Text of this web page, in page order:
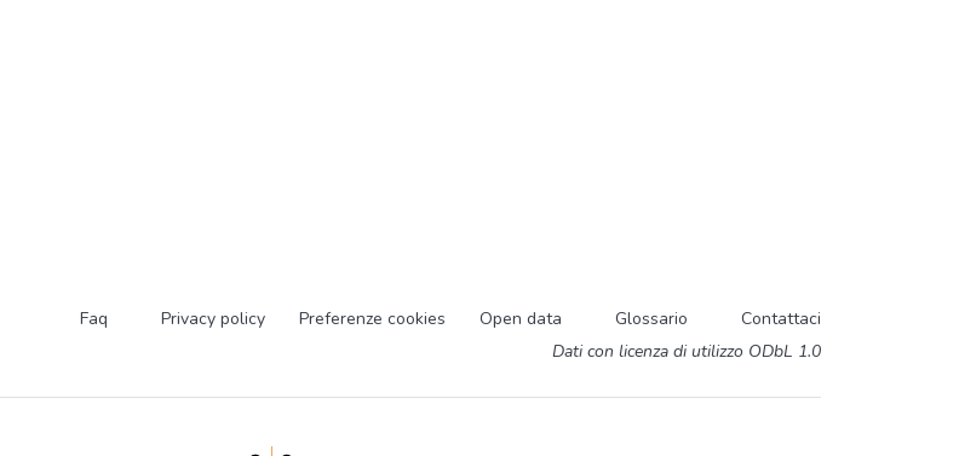
Faq Privacy policy Preferenze cookies Open data Glossario
Contattaci
Dati con licenza di utilizzo ODbL 1.0